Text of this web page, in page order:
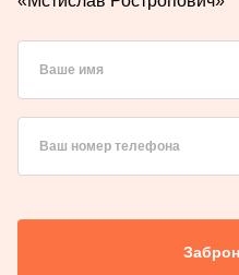
Ваше имя
Ваш номер телефона